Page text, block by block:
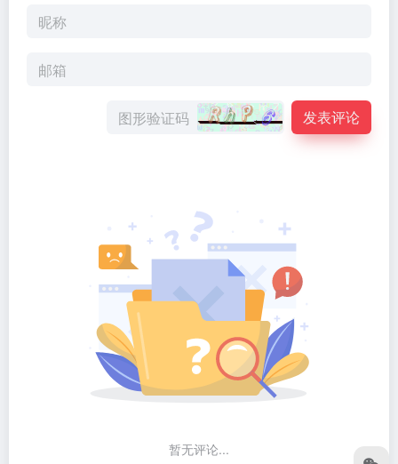
发表评论
暂无评论...